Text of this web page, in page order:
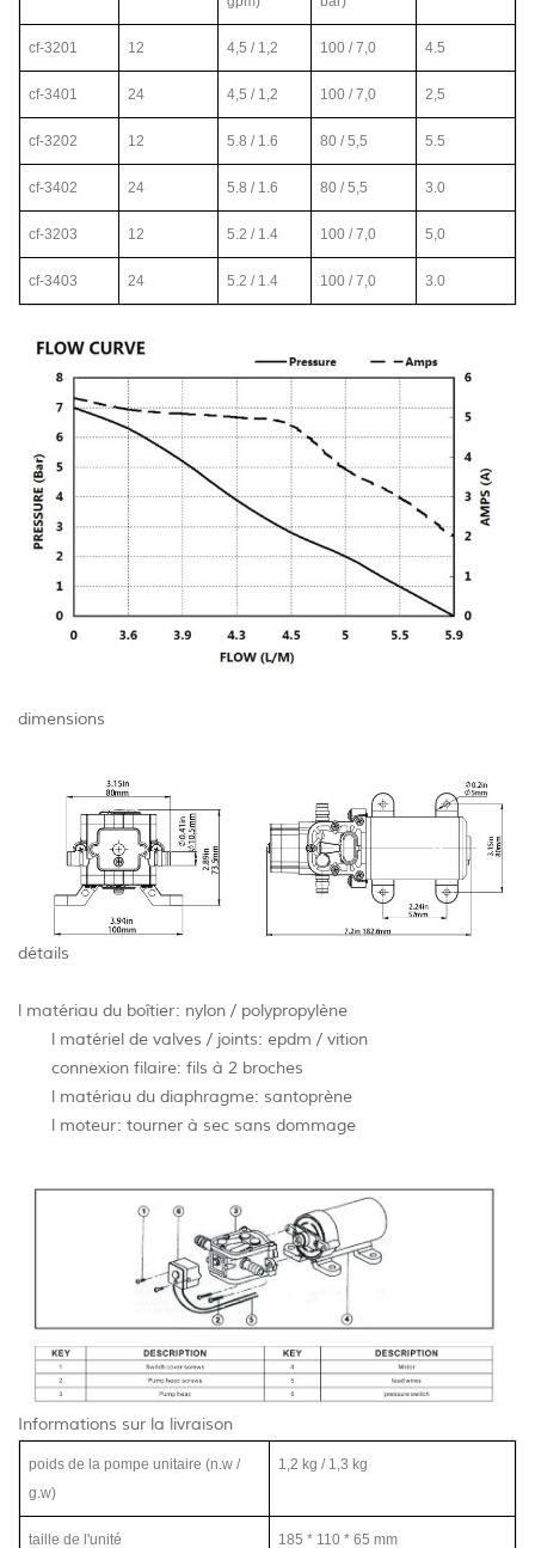
cf-3201 12 4,5 / 1,2 100 / 7,0 4.5
cf-3401 24 4,5 / 1,2 100 / 7,0 2,5
cf-3202 12 5.8 / 1.6 80 / 5,5 5.5
cf-3402 24 5.8 / 1.6 80 / 5,5 3.0
cf-3203 12 5.2 / 1.4 100 / 7,0 5,0
cf-3403 24 5.2 / 1.4 100 / 7,0 3.0
dimensions
détails
l matériau du boîtier: nylon / polypropylène
l matériel de valves / joints: epdm / vition
connexion filaire: fils à 2 broches
l matériau du diaphragme: santoprène
l moteur: tourner à sec sans dommage
Informations sur la livraison
poids de la pompe unitaire (n.w /
g.w)
1,2 kg / 1,3 kg
taille de l'unité 185 * 110 * 65 mm